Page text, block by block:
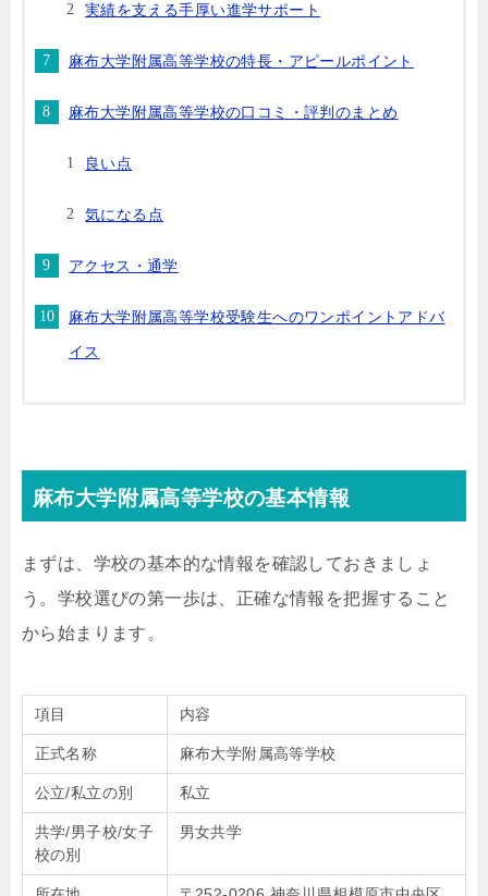
実績を支える手厚い進学サポート
麻布大学附属高等学校の特長・アピールポイント
麻布大学附属高等学校の口コミ・評判のまとめ
良い点
気になる点
アクセス・通学
麻布大学附属高等学校受験生へのワンポイントアドバ
イス
麻布大学附属高等学校の基本情報
まずは、学校の基本的な情報を確認しておきましょ
う。学校選びの第一歩は、正確な情報を把握すること
から始まります。
項目 内容
正式名称 麻布大学附属高等学校
公立/私立の別 私立
共学/男子校/女子
校の別
男女共学